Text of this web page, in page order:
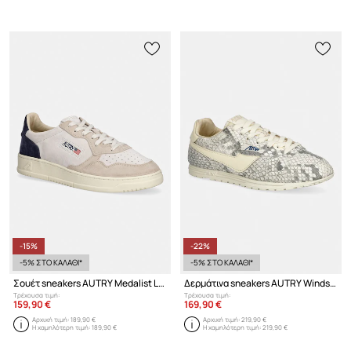
-15%
-5% ΣΤΟ ΚΑΛΑΘΙ*
Σουέτ sneakers AUTRY Medalist Low
Τρέχουσα τιμή:
159,90 €
Αρχική τιμή:189,90 €
Η χαμηλότερη τιμή:189,90 €
-22%
-5% ΣΤΟ ΚΑΛΑΘΙ*
Δερμάτινα sneakers AUTRY Windspin Low
Τρέχουσα τιμή:
169,90 €
Αρχική τιμή:219,90 €
Η χαμηλότερη τιμή:219,90 €